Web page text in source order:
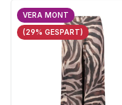
VERA MONT
(29% GESPART)